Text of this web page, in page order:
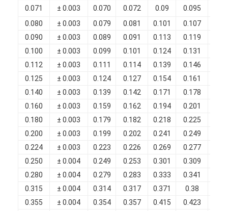
Chi Siamo
Visita alla fabbrica
Controllo di qualità
Notizie
Casi
filtro di rame rotondo smaltato
0.071
± 0.003 0.070 0.072 0.09 0.095
0.080
± 0.003 0.079 0.081 0.101 0.107
0.090
± 0.003 0.089 0.091 0.113 0.119
0.100
± 0.003 0.099 0.101 0.124 0.131
0.112
± 0.003 0.111 0.114 0.139 0.146
0.125
± 0.003 0.124 0.127 0.154 0.161
0.140
± 0.003 0.139 0.142 0.171 0.178
0.160
± 0.003 0.159 0.162 0.194 0.201
0.180
± 0.003 0.179 0.182 0.218 0.225
0.200
± 0.003 0.199 0.202 0.241 0.249
0.224
± 0.003 0.223 0.226 0.269 0.277
0.250
± 0.004 0.249 0.253 0.301 0.309
0.280
± 0.004 0.279 0.283 0.333 0.341
0.315
± 0.004 0.314 0.317 0.371 0.38
0.355
± 0.004 0.354 0.357 0.415 0.423